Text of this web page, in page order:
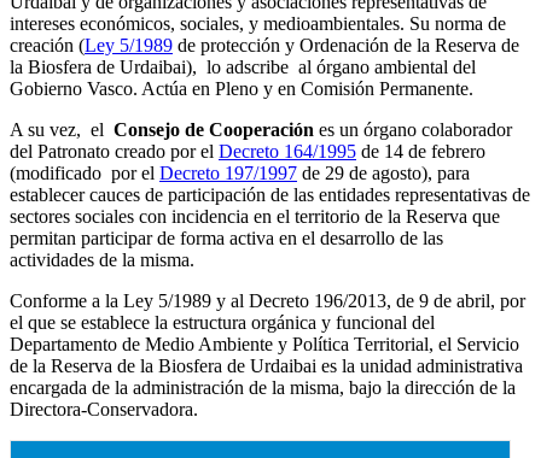
intereses económicos, sociales, y medioambientales. Su norma de
creación (Ley 5/1989 de protección y Ordenación de la Reserva de
la Biosfera de Urdaibai), lo adscribe al órgano ambiental del
Gobierno Vasco. Actúa en Pleno y en Comisión Permanente.
A su vez, el Consejo de Cooperación es un órgano colaborador
del Patronato creado por el Decreto 164/1995 de 14 de febrero
(modificado por el Decreto 197/1997 de 29 de agosto), para
establecer cauces de participación de las entidades representativas de
sectores sociales con incidencia en el territorio de la Reserva que
permitan participar de forma activa en el desarrollo de las
actividades de la misma.
Conforme a la Ley 5/1989 y al Decreto 196/2013, de 9 de abril, por
el que se establece la estructura orgánica y funcional del
Departamento de Medio Ambiente y Política Territorial, el Servicio
de la Reserva de la Biosfera de Urdaibai es la unidad administrativa
encargada de la administración de la misma, bajo la dirección de la
Directora-Conservadora.